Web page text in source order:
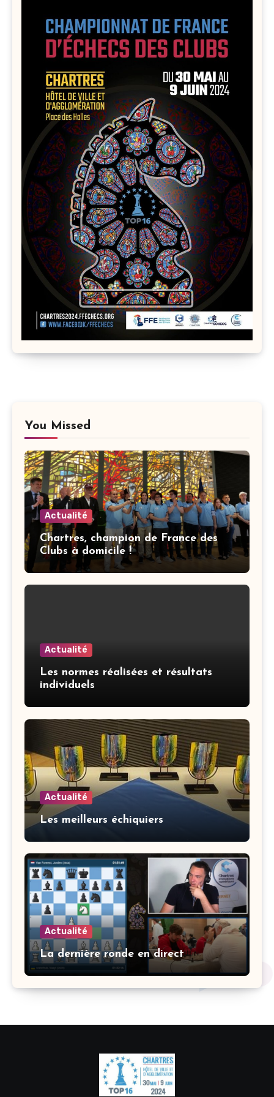
You Missed
Actualité
Chartres, champion de France des
Clubs à domicile !
Actualité
Les normes réalisées et résultats
individuels
Actualité
Les meilleurs échiquiers
Actualité
La dernière ronde en direct